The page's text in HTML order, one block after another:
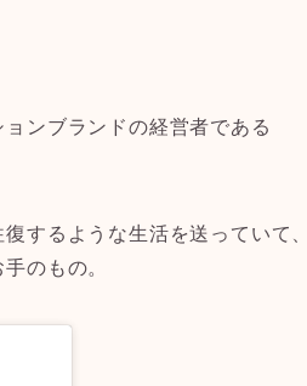
ンブランドの経営者である
するような生活を送っていて、
のもの。